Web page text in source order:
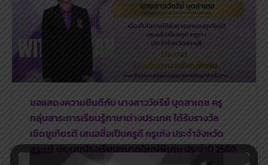
ขอแสดงความยินดีกับ นางสาววัชรีย์ บุดสาเดช ครู
กลุ่มสาระการเรียนรู้ภาษาต่างประเทศ ได้รับรางวัล
เชิดชูเกียรติ เสนอชื่อเป็นครูดี ครูเก่ง ประจำจังหวัด
สระบุรี ประเภทโรงเรียนขนาดใหญ่พิเศษ ประจำปี 2569